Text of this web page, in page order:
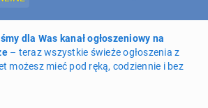
Moje ogłoszenia
Oferta i cennik ogłoszeń
dla Was kanał ogłoszeniowy na
– teraz wszystkie świeże ogłoszenia z
możesz mieć pod ręką, codziennie i bez